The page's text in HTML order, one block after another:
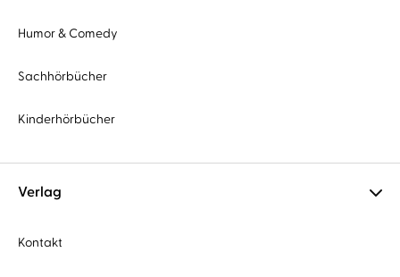
Humor & Comedy
Sachhörbücher
Kinderhörbücher
Verlag
Kontakt